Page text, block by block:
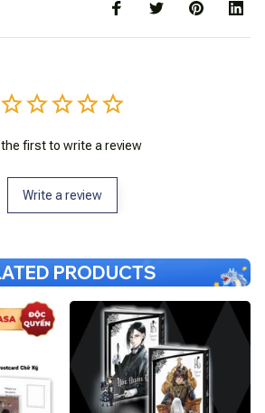
the first to write a review
Write a review
PRODUCTS